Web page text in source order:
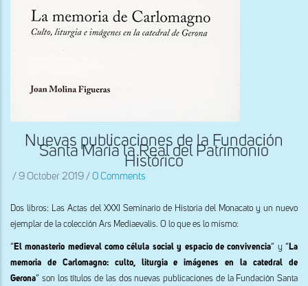
Nuevas publicaciones de la Fundación
Santa María la Real del Patrimonio
Histórico
/ 9 October 2019 / 0 Comments
Dos libros: Las Actas del XXXI Seminario de Historia del Monacato y un nuevo
ejemplar de la colección Ars Mediaevalis. O lo que es lo mismo:
“ El monasterio medieval como célula social y espacio de convivencia” y “ La
memoria de Carlomagno: culto, liturgia e imágenes en la catedral de
Gerona” son los títulos de las dos nuevas publicaciones de la Fundación Santa